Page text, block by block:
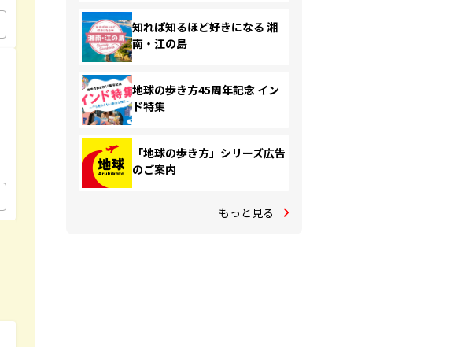
知れば知るほど好きになる 湘
南・江の島
地球の歩き方45周年記念 イン
ド特集
「地球の歩き方」シリーズ広告
のご案内
もっと見る